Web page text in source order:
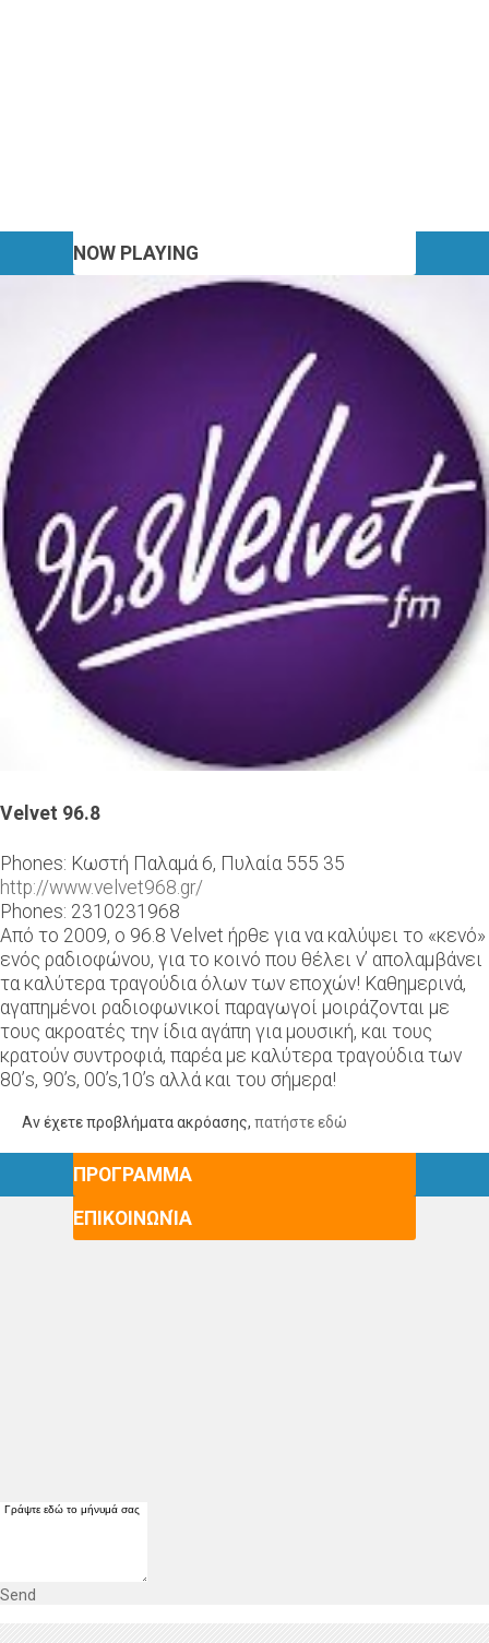
NOW PLAYING
Velvet 96.8
Phones: Κωστή Παλαμά 6, Πυλαία 555 35
http://www.velvet968.gr/
Phones: 2310231968
Από το 2009, ο 96.8 Velvet ήρθε για να καλύψει το «κενό»
ενός ραδιοφώνου, για το κοινό που θέλει ν’ απολαμβάνει
τα καλύτερα τραγούδια όλων των εποχών! Καθημερινά,
αγαπημένοι ραδιοφωνικοί παραγωγοί μοιράζονται με
τους ακροατές την ίδια αγάπη για μουσική, και τους
κρατούν συντροφιά, παρέα με καλύτερα τραγούδια των
80’s, 90’s, 00’s,10’s αλλά και του σήμερα!
Αν έχετε προβλήματα ακρόασης, πατήστε εδώ
ΠΡΟΓΡΑΜΜΑ
ΕΠΙΚΟΙΝΩΝΊΑ
Send